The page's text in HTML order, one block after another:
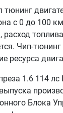
с 0 до 100
расход
Чип-тюнинг
ресурса
1.6 114 лс
Блока